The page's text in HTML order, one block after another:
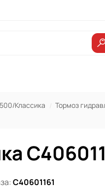
Классика Тормоз
С40601161